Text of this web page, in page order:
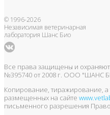
© 1996-2026
Независимая ветеринарная
лаборатория Шанс Био
Все права защищены и
№395740 от 2008 г. ООО "ШАНС
Копирование, тиражирование,
размещенных на сайте
письменного разрешения